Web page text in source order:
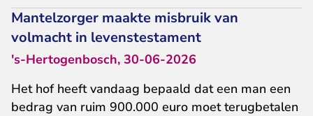
Mantelzorger maakte misbruik van
volmacht in levenstestament
's-Hertogenbosch, 30-06-2026
Het hof heeft vandaag bepaald dat een man een
bedrag van ruim 900.000 euro moet terugbetalen